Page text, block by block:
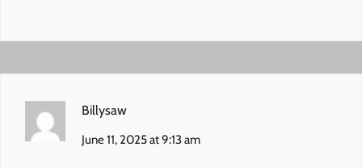
Billysaw
June 11, 2025 at 9:13 am